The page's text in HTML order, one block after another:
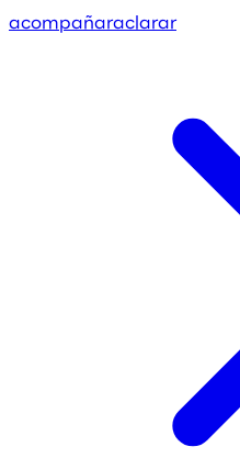
acompañaraclarar